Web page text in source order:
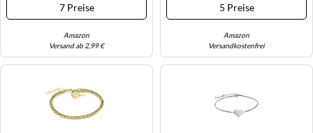
7 Preise
Amazon
Versand ab 2,99 €
5 Preise
Amazon
Versandkostenfrei